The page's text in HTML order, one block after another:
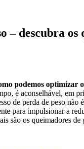
– descubra
podemos optimizar
é aconselhável, em
de perda de peso
para impulsionar a
são os queimadores